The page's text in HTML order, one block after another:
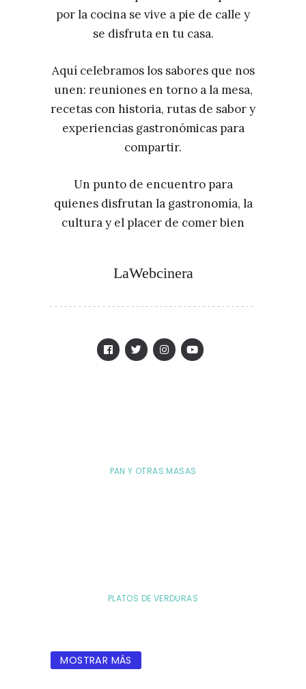
por la cocina se vive a pie de calle y
se disfruta en tu casa.
Aquí celebramos los sabores que nos
unen: reuniones en torno a la mesa,
recetas con historia, rutas de sabor y
experiencias gastronómicas para
compartir.
Un punto de encuentro para
quienes disfrutan la gastronomía, la
cultura y el placer de comer bien
LaWebcinera
PAN Y OTRAS MASAS
PLATOS DE VERDURAS
MOSTRAR MÁS